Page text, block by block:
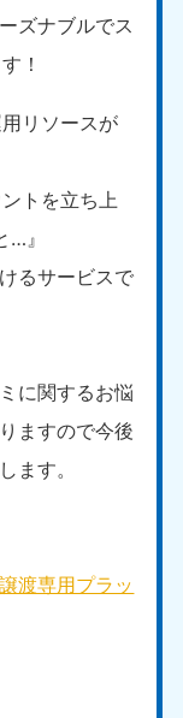
ズナブルでス
！
リソースが
トを立ち上
…』
るサービスで
に関するお悩
ますので今後
ます。
渡専用プラッ